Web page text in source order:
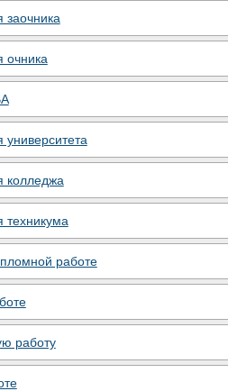
очника
колледжа
техникума
работе
работу